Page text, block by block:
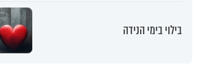
בילוי בימי הנידה